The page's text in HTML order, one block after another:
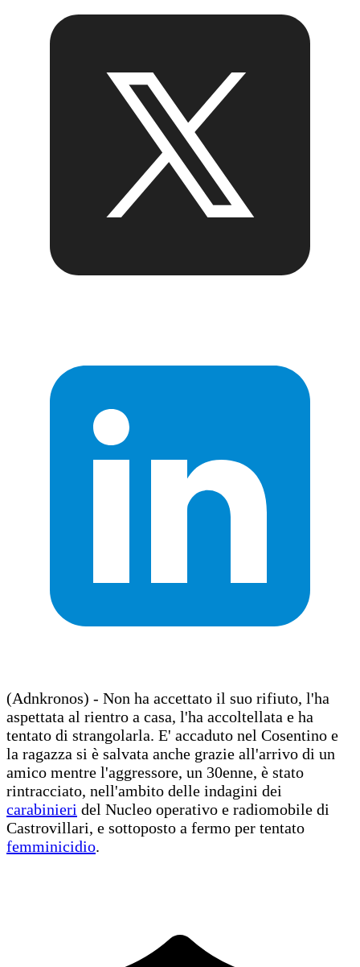
(Adnkronos) - Non ha accettato il suo rifiuto, l'ha
aspettata al rientro a casa, l'ha accoltellata e ha
tentato di strangolarla. E' accaduto nel Cosentino e
la ragazza si è salvata anche grazie all'arrivo di un
amico mentre l'aggressore, un 30enne, è stato
rintracciato, nell'ambito delle indagini dei
carabinieri del Nucleo operativo e radiomobile di
Castrovillari, e sottoposto a fermo per tentato
femminicidio.